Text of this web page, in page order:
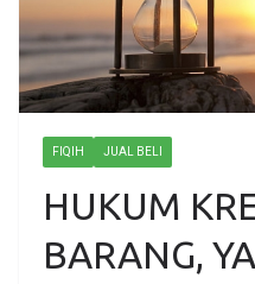
FIQIH JUAL BELI
HUKUM
BARANG,